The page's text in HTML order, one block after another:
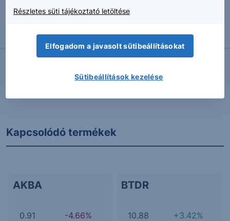
2026.06.29. 13:04
tőzsde továbbra is IT-őrületben
Kapcsolódó termékek
AKBA
0.91 -4.66%
BTDR
10.88 +3.42%
Részletes süti tájékoztató letöltése
Elfogadom a javasolt sütibeállításokat
Sütibeállítások kezelése